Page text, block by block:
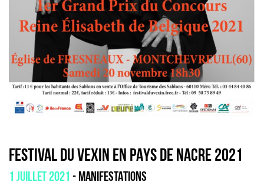
FESTIVAL DU VEXIN EN PAYS DE NACRE 2021
1 JUILLET 2021 - MANIFESTATIONS